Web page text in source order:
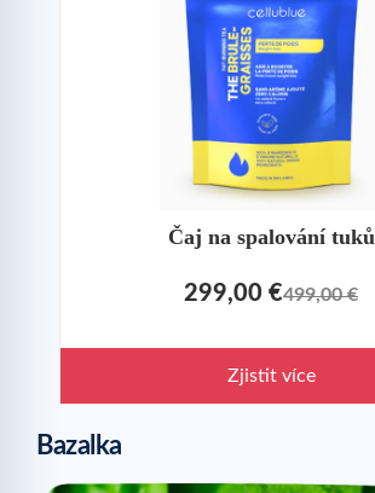
Čaj na spalování tuků
299,00 €499,00 €
Zjistit více
Bazalka